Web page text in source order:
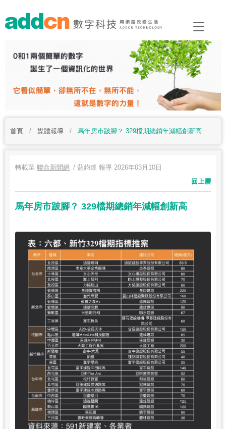
首頁 / 媒體報導 / 馬年房市跛腳？ 329檔期總銷年減幅創新高
轉載至 聯合新聞網 / 藍鈞達 報導 2026年03月10日
回上層
馬年房市跛腳？ 329檔期總銷年減幅創新高